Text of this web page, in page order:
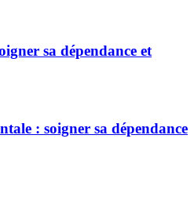
sa dépendance et
: soigner sa dépendance